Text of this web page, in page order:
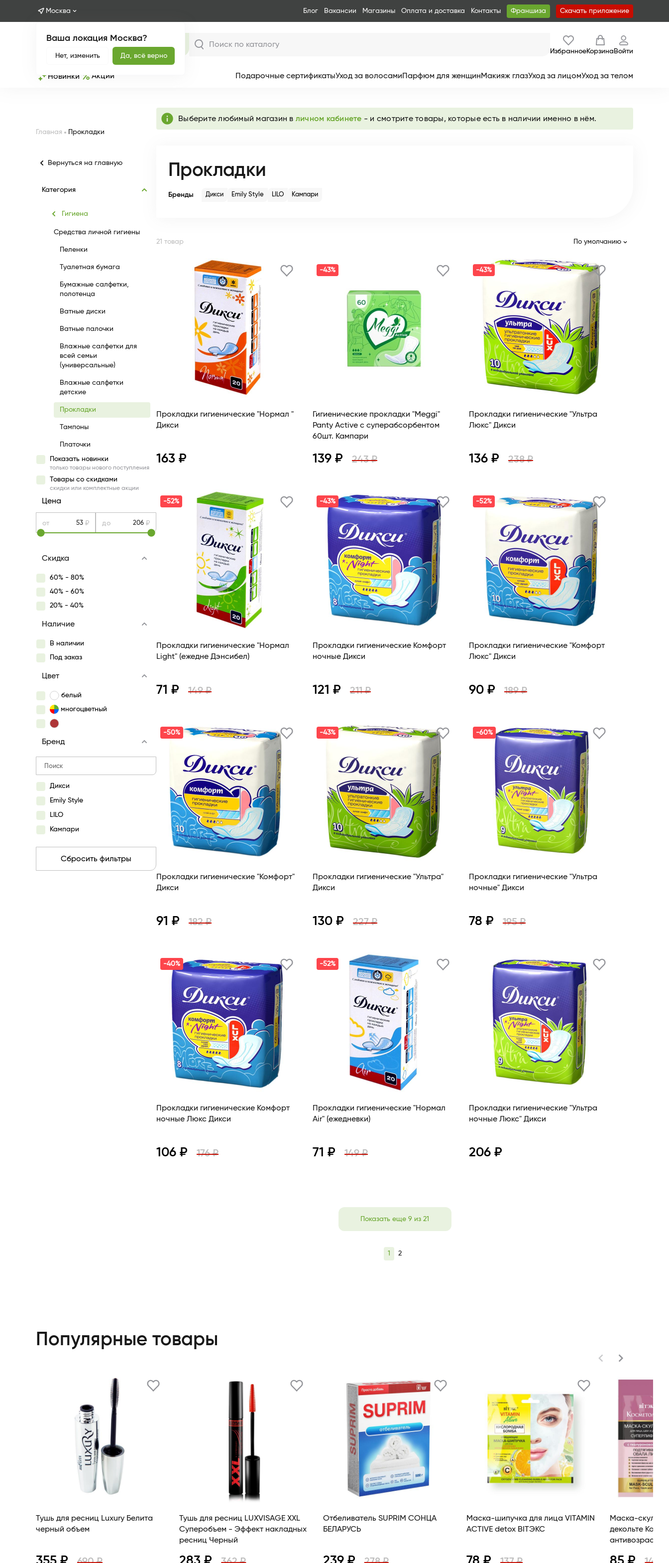
Москва Блог Вакансии Магазины Оплата и доставка Контакты Франшиза Скачать приложение
Ваша локация Москва?
Нет, изменить Да, всё верно
ИзбранноеКорзина Войти
Новинки Акции Подарочные сертификатыУход за волосамиПарфюм для женщинМакияж глазУход за лицомУход за телом
Главная Прокладки
Вернуться на главную
Категория
Гигиена
Средства личной гигиены
Пеленки
Туалетная бумага
Бумажные салфетки,
полотенца
Ватные диски
Ватные палочки
Влажные салфетки для
всей семьи
(универсальные)
Влажные салфетки
детские
Прокладки
Тампоны
Платочки
Показать новинки
только товары нового поступления
Товары со скидками
скидки или комплектные акции
Цена
от ₽ до ₽
Скидка
60% - 80%
40% - 60%
20% - 40%
Наличие
В наличии
Под заказ
Цвет
белый
многоцветный
Бренд
Дикси
Emily Style
LILO
Кампари
Сбросить фильтры
info Выберите любимый магазин в личном кабинете - и смотрите товары, которые есть в наличии именно в нём.
Прокладки
Бренды Дикси Emily Style LILO Кампари
21 товар По умолчанию
Прокладки гигиенические "Нормал "
Дикси
163 ₽
-43%
Гигиенические прокладки "Meggi"
Panty Active с суперабсорбентом
60шт. Кампари
139 ₽ 243 ₽
-43%
Прокладки гигиенические "Ультра
Люкс" Дикси
136 ₽ 238 ₽
-52%
Прокладки гигиенические "Нормал
Light" (ежедне Дэнсибел)
71 ₽ 149 ₽
-43%
Прокладки гигиенические Комфорт
ночные Дикси
121 ₽ 211 ₽
-52%
Прокладки гигиенические "Комфорт
Люкс" Дикси
90 ₽ 189 ₽
-50%
Прокладки гигиенические "Комфорт"
Дикси
91 ₽ 182 ₽
-43%
Прокладки гигиенические "Ультра"
Дикси
130 ₽ 227 ₽
-60%
Прокладки гигиенические "Ультра
ночные" Дикси
78 ₽ 195 ₽
-40%
Прокладки гигиенические Комфорт
ночные Люкс Дикси
106 ₽ 176 ₽
-52%
Прокладки гигиенические "Нормал
Air" (ежедневки)
71 ₽ 149 ₽
Прокладки гигиенические "Ультра
ночные Люкс" Дикси
206 ₽
Показать еще 9 из 21
1 2
Популярные товары
Тушь для ресниц Luxury Белита
черный объем
Тушь для ресниц LUXVISAGE XXL
Суперобъем - Эффект накладных
ресниц Черный
Отбеливатель SUPRIM СОНЦА
БЕЛАРУСЬ
Маска-шипучка для лица VITAMIN
ACTIVE detox BITЭКС
Маска-
декольте Косметология